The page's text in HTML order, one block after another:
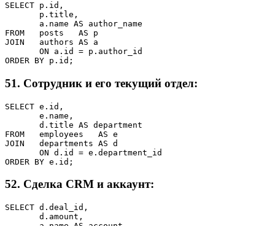
SELECT p.id,
       p.title,
       a.name AS author_name
FROM   posts   AS p
JOIN   authors AS a
       ON a.id = p.author_id
ORDER BY p.id;
51. Сотрудник и его текущий отдел:
SELECT e.id,
       e.name,
       d.title AS department
FROM   employees   AS e
JOIN   departments AS d
       ON d.id = e.department_id
ORDER BY e.id;
52. Сделка CRM и аккаунт:
SELECT d.deal_id,
       d.amount,